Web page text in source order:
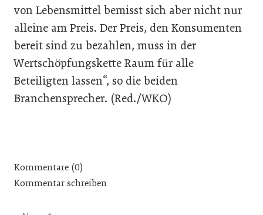
von Lebensmittel bemisst sich aber nicht nur
alleine am Preis. Der Preis, den Konsumenten
bereit sind zu bezahlen, muss in der
Wertschöpfungskette Raum für alle
Beteiligten lassen“, so die beiden
Branchensprecher. (Red./WKO)
Kommentare (0)
Kommentar schreiben